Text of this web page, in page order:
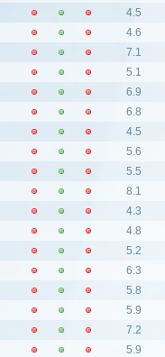
4.5
4.6
7.1
5.1
6.9
6.8
4.5
5.6
5.5
8.1
4.3
4.8
5.2
6.3
5.8
5.9
7.2
5.9